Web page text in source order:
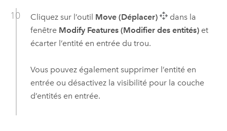
Cliquez sur l’outil Move (Déplacer)
dans la
fenêtre Modify Features (Modifier des entités)et
écarter l’entité en entrée du trou.
Vous pouvez également supprimer l’entité en
entrée ou désactivez la visibilité pour la couche
d’entités en entrée.